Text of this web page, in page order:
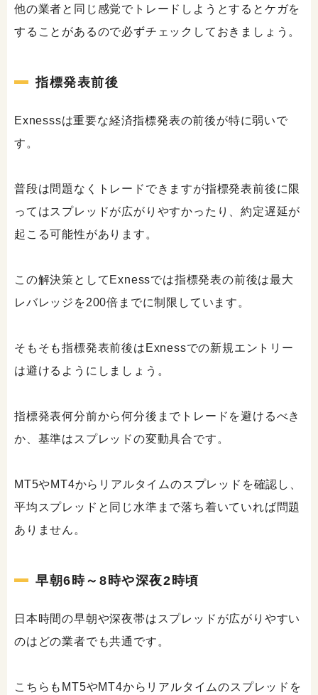
他の業者と同じ感覚でトレードしようとするとケガを
することがあるので必ずチェックしておきましょう。
指標発表前後
Exnesssは重要な経済指標発表の前後が特に弱いで
す。
普段は問題なくトレードできますが指標発表前後に限
ってはスプレッドが広がりやすかったり、約定遅延が
起こる可能性があります。
この解決策としてExnessでは指標発表の前後は最大
レバレッジを200倍までに制限しています。
そもそも指標発表前後はExnessでの新規エントリー
は避けるようにしましょう。
指標発表何分前から何分後までトレードを避けるべき
か、基準はスプレッドの変動具合です。
MT5やMT4からリアルタイムのスプレッドを確認し、
平均スプレッドと同じ水準まで落ち着いていれば問題
ありません。
早朝6時～8時や深夜2時頃
日本時間の早朝や深夜帯はスプレッドが広がりやすい
のはどの業者でも共通です。
こちらもMT5やMT4からリアルタイムのスプレッドを